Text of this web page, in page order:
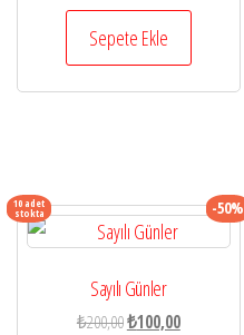
fiyat:
₺850,00.
andaki
₺510,00.
Sepete Ekle
10 adet
stokta -50%
Sayılı Günler
₺200,00Orijinal
₺100,00Şu